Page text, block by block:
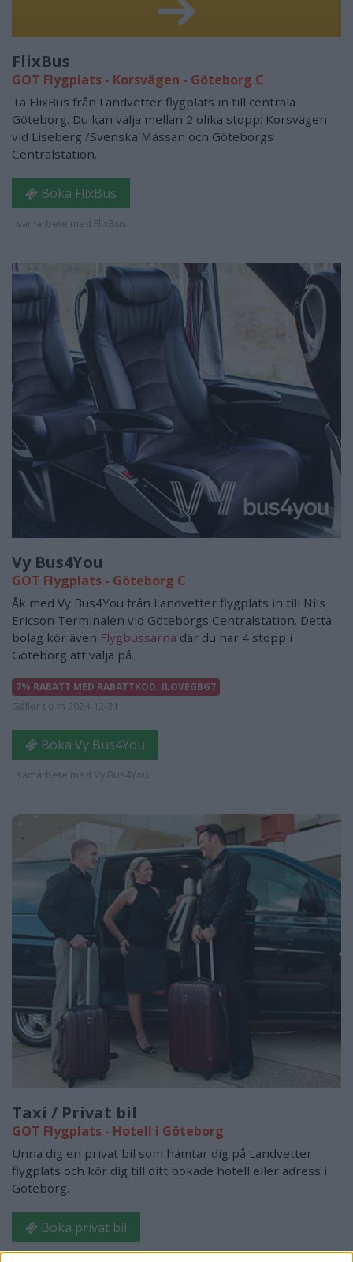
FlixBus
GOT Flygplats - Korsvägen - Göteborg C
Ta FlixBus från Landvetter flygplats in till centrala
Göteborg. Du kan välja mellan 2 olika stopp: Korsvägen
vid Liseberg /Svenska Mässan och Göteborgs
Centralstation.
Boka FlixBus
I samarbete med FlixBus.
Vy Bus4You
GOT Flygplats - Göteborg C
Åk med Vy Bus4You från Landvetter flygplats in till Nils
Ericson Terminalen vid Göteborgs Centralstation. Detta
bolag kör även Flygbussarna där du har 4 stopp i
Göteborg att välja på.
7% RABATT MED RABATTKOD: ILOVEGBG7
Gäller t o m 2024-12-31
Boka Vy Bus4You
I samarbete med Vy Bus4You
Taxi / Privat bil
GOT Flygplats - Hotell i Göteborg
Unna dig en privat bil som hämtar dig på Landvetter
flygplats och kör dig till ditt bokade hotell eller adress i
Göteborg.
Boka privat bil
I samarbete med GetYourGuide.